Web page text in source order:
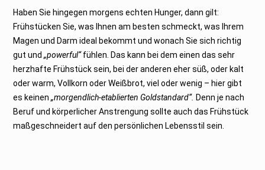
Haben Sie hingegen morgens echten Hunger, dann gilt:
Frühstücken Sie, was Ihnen am besten schmeckt, was Ihrem
Magen und Darm ideal bekommt und wonach Sie sich richtig
gut und„powerful“fühlen. Das kann bei dem einen das sehr
herzhafte Frühstück sein, bei der anderen eher süß, oder kalt
oder warm, Vollkorn oder Weißbrot, viel oder wenig – hier gibt
es keinen„morgendlich-etablierten Goldstandard“. Denn je nach
Beruf und körperlicher Anstrengung sollte auch das Frühstück
maßgeschneidert auf den persönlichen Lebensstil sein.